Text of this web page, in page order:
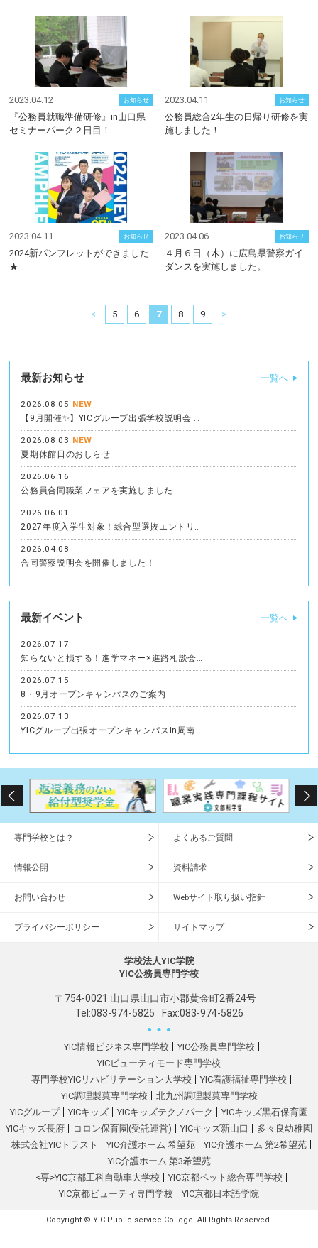
2023.04.12 お知らせ
『公務員就職準備研修』in山口県
セミナーパーク２日目！
2023.04.11 お知らせ
公務員総合2年生の日帰り研修を実
施しました！
2023.04.11 お知らせ
2024新パンフレットができました
★
2023.04.06 お知らせ
４月６日（木）に広島県警察ガイ
ダンスを実施しました。
< 5 6 7 8 9 >
最新お知らせ 一覧へ
2026.08.05 NEW
【9月開催✨】YICグループ出張学校説明会 …
2026.08.03 NEW
夏期休館日のおしらせ
2026.06.16
公務員合同職業フェアを実施しました
2026.06.01
2027年度入学生対象！総合型選抜エントリ…
2026.04.08
合同警察説明会を開催しました！
最新イベント 一覧へ
2026.07.17
知らないと損する！進学マネー×進路相談会…
2026.07.15
8・9月オープンキャンパスのご案内
2026.07.13
YICグループ出張オープンキャンパスin周南
専門学校とは？ よくあるご質問
情報公開 資料請求
お問い合わせ Webサイト取り扱い指針
プライバシーポリシー サイトマップ
学校法人YIC学院
YIC公務員専門学校
〒754-0021 山口県山口市小郡黄金町2番24号
Tel:083-974-5825 Fax:083-974-5826
YIC情報ビジネス専門学校
YIC公務員専門学校
YICビューティモード専門学校
専門学校YICリハビリテーション大学校
YIC看護福祉専門学校
YIC調理製菓専門学校
北九州調理製菓専門学校
YICグループ
YICキッズ YICキッズテクノパーク
YICキッズ黒石保育園
YICキッズ長府
コロン保育園(受託運営) YICキッズ新山口
多々良幼稚園
株式会社YICトラスト
YIC介護ホーム 希望苑
YIC介護ホーム 第2希望苑
YIC介護ホーム 第3希望苑
<専>YIC京都工科自動車大学校
YIC京都ペット総合専門学校
YIC京都ビューティ専門学校
YIC京都日本語学院
Copyright © YIC Public service College. All Rights Reserved.